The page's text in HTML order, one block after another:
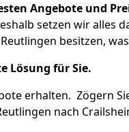
Angebote und
setzen wir alles
besitzen,
Lösung für Sie.
erhalten. Zögern
nach